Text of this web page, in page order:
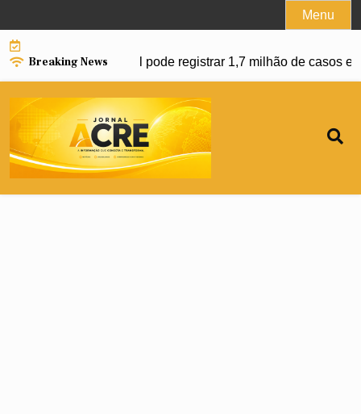
to
content
Menu
Breaking News
da dengue e Brasil pode registrar 1,7 milhão de casos